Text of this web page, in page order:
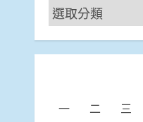
新
聞
分
一 二 三